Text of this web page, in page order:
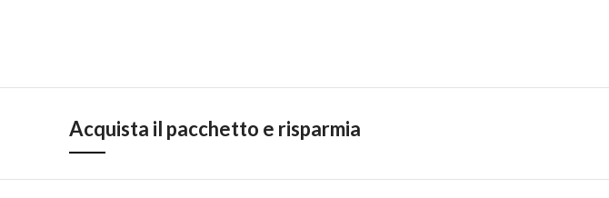
Acquista il pacchetto e risparmia